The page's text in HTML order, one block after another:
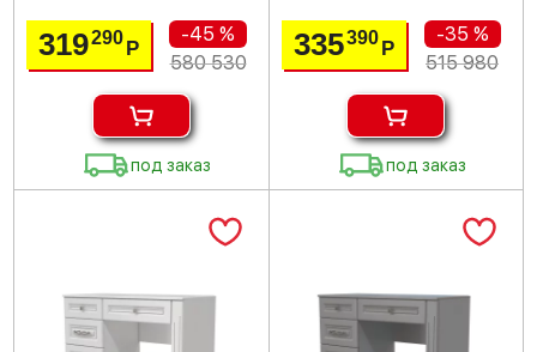
319290Р
-45 %
580 530
под заказ
335390 Р
-35 %
515 980
под заказ